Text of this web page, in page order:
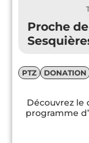
Proche
PTZ DONATION
Découvrez le
programme
bâtisse